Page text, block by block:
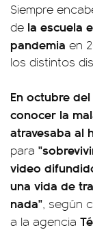
Siempre
de la escuela
pandemia en
los distintos
En octubre del
conocer la
atravesaba al
para
video
una vida de
nada", según
a la agencia